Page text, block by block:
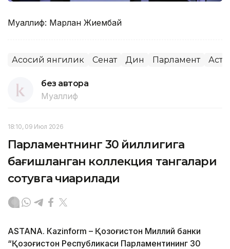
Муаллиф: Марлан Жиембай
Асосий янгилик Сенат Дин Парламент
без автора
Муаллиф
18:10, 09 Июл 2026
Парламентнинг 30 йиллигига
бағишланган коллекция тангалари
сотувга чиқарилади
ASTANА. Кazinform – Қозоғистон Миллий банки
“Қозоғистон Республикаси Парламентининг 30